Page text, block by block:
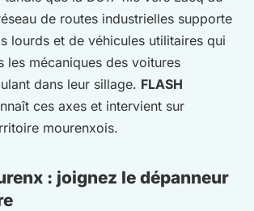
de routes industrielles supporte
lourds et de véhicules utilitaires qui
les mécaniques des voitures
dans leur sillage. FLASH
ces axes et intervient sur
mourenxois.
: joignez le dépanneur